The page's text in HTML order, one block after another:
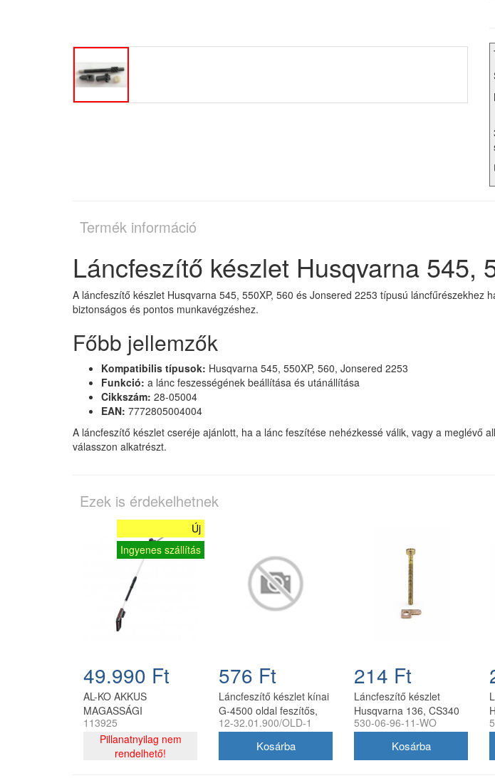
Termék információ
Láncfeszítő készlet Husqvarna 545,
A láncfeszítő készlet Husqvarna 545, 550XP, 560 és Jonsered 2253 típusú
biztonságos és pontos munkavégzéshez.
Főbb jellemzők
Kompatibilis típusok: Husqvarna 545, 550XP, 560, Jonsered 2253
Funkció: a lánc feszességének beállítása és utánállítása
Cikkszám: 28-05004
EAN: 7772805004004
A láncfeszítő készlet cseréje ajánlott, ha a lánc feszítése nehézkessé válik, vagy a meglévő
válasszon alkatrészt.
Ezek is érdekelhetnek
Új
Ingyenes szállítás
49.990 Ft
AL-KO AKKUS
MAGASSÁGI
SÖVÉNYVÁGÓ HTA
1845 18V
113925
Pillanatnyilag nem
rendelhető!
576 Ft
Láncfeszítő készlet kínai
G-4500 oldal feszítős,
utángyártott
12-32.01.900/OLD-1
214 Ft
Láncfeszítő készlet
Husqvarna 136, CS340
és McCulloch CS340
utángyártott
530-06-96-11-WO